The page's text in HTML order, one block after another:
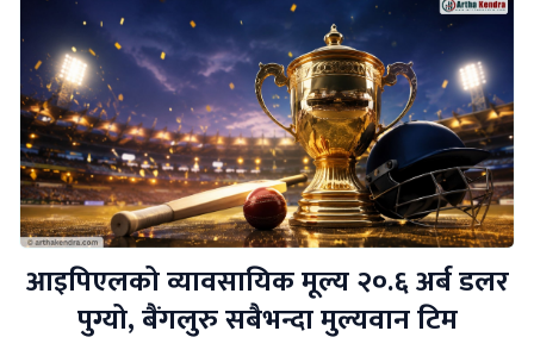
आइपिएलको व्यावसायिक मूल्य २०.६ अर्ब डलर
पुग्यो, बैंगलुरु सबैभन्दा मुल्यवान टिम